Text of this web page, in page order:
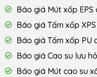
Báo giá Mút xốp EPS
Báo giá Tấm xốp
Báo giá Tấm xốp PU
Báo giá Cao su lưu
Báo giá Mút cao su